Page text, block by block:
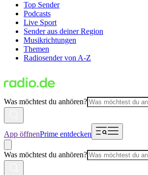
Top Sender
Podcasts
Live Sport
Sender aus deiner Region
Musikrichtungen
Themen
Radiosender von A-Z
Was möchtest du anhören?
App öffnenPrime entdecken
Was möchtest du anhören?